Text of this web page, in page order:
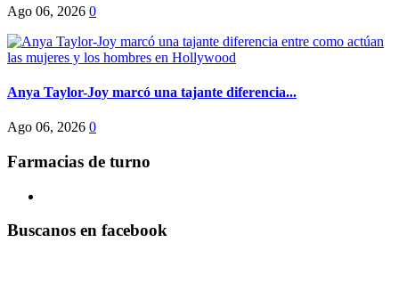
Ago 06, 2026 0
Anya Taylor-Joy marcó una tajante diferencia...
Ago 06, 2026 0
Farmacias de turno
Buscanos en facebook